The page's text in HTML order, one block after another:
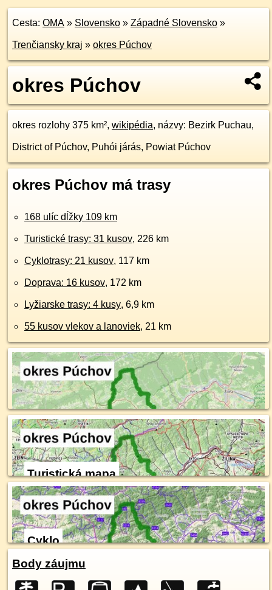
Cesta: OMA » Slovensko » Západné Slovensko »
Trenčiansky kraj » okres Púchov
okres Púchov
okres rozlohy 375 km², wikipédia, názvy: Bezirk Puchau,
District of Púchov, Puhói járás, Powiat Púchov
okres Púchov má trasy
168 ulíc dĺžky 109 km
Turistické trasy: 31 kusov, 226 km
Cyklotrasy: 21 kusov, 117 km
Doprava: 16 kusov, 172 km
Lyžiarske trasy: 4 kusy, 6,9 km
55 kusov vlekov a lanoviek, 21 km
Turistická mapa
Cyklo
Body záujmu